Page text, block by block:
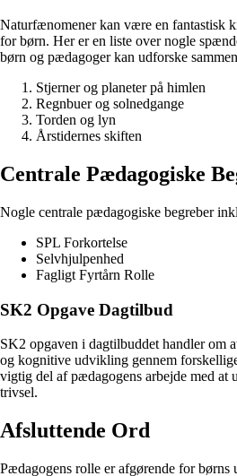
Naturfænomener kan være en fantastisk
for børn. Her er en liste over nogle
børn og pædagoger kan udforske
Stjerner og planeter på himlen
Regnbuer og solnedgange
Torden og lyn
Årstidernes skiften
Centrale Pædagogiske
Nogle centrale pædagogiske begreber
SPL Forkortelse
Selvhjulpenhed
Fagligt Fyrtårn Rolle
SK2 Opgave Dagtilbud
SK2 opgaven i dagtilbuddet handler om
og kognitive udvikling gennem
vigtig del af pædagogens arbejde med at
trivsel.
Afsluttende Ord
Pædagogens rolle er afgørende for